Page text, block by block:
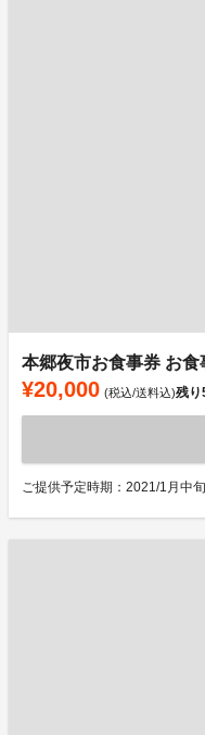
本郷夜市お食事券 お食
¥20,000 (税込/送料込)残り
ご提供予定時期：2021/1月中